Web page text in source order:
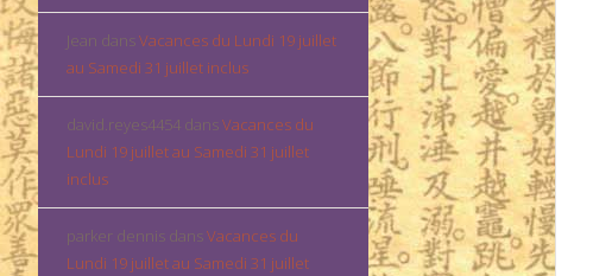
Jean dansVacances du Lundi 19 juillet
au Samedi 31 juillet inclus
david.reyes4454 dansVacances du
Lundi 19 juillet au Samedi 31 juillet
inclus
parker dennis dansVacances du
Lundi 19 juillet au Samedi 31 juillet